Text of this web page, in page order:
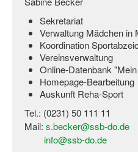
Wir über uns "Leitbild"
Vorstand Sportjugend
Vereinsentwicklung –
Ferienfreizeiten
Sporthelferforum
Kinder- und
Sekretariat
Verwaltung Mädchen in
Koordination
Vereinsverwaltung
Online-Datenbank
Homepage-Bearbeitung
Auskunft Reha-Sport
Tel.: (0231) 50 111 11
Mail: s.becker@ssb-do.de
info@ssb-do.de